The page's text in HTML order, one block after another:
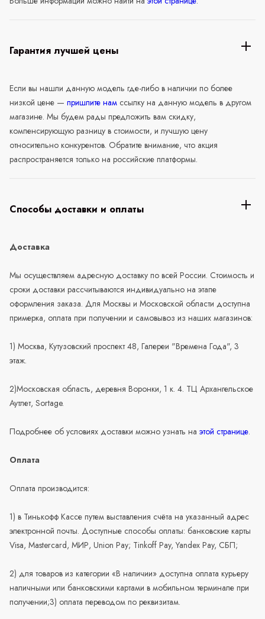
Гарантия лучшей цены
Если вы нашли данную модель где-либо в наличии по более
низкой цене — пришлите нам ссылку на данную модель в другом
магазине. Мы будем рады предложить вам скидку,
компенсирующую разницу в стоимости, и лучшую цену
относительно конкурентов. Обратите внимание, что акция
распространяется только на российские платформы.
Способы доставки и оплаты
Доставка
Мы осуществляем адресную доставку по всей России. Стоимость и
сроки доставки рассчитываются индивидуально на этапе
оформления заказа. Для Москвы и Московской области доступна
примерка, оплата при получении и самовывоз из наших магазинов:
1) Москва, Кутузовский проспект 48, Галереи "Времена Года", 3
этаж.
2)Московская область, деревня Воронки, 1 к. 4. ТЦ Архангельское
Аутлет, Sortage.
Подробнее об условиях доставки можно узнать на этой странице.
Оплата
Оплата производится:
1) в Тинькофф Кассе путем выставления счёта на указанный адрес
электронной почты. Доступные способы оплаты: банковские карты
Visa, Mastercard, МИР, Union Pay; Tinkoff Pay, Yandex Pay, СБП;
2) для товаров из категории «В наличии» доступна оплата курьеру
наличными или банковскими картами в мобильном терминале при
получении;3) оплата переводом по реквизитам.